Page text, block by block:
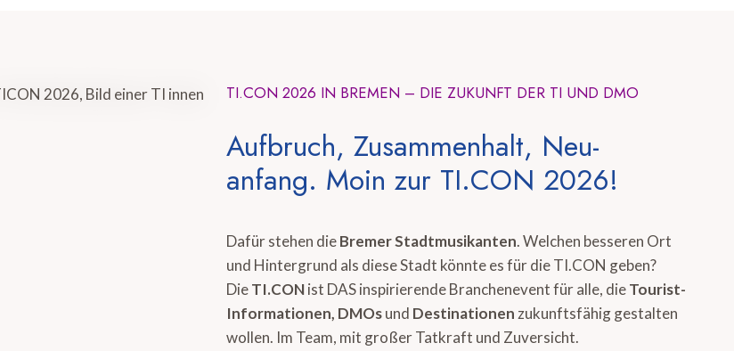
TI.CON 2026 IN BREMEN – DIE ZUKUNFT DER TI UND DMO
Aufbruch, Zusammenhalt, Neu-
anfang. Moin zur TI.CON 2026!
Dafür stehen dieBremer Stadtmusikanten. Welchen besseren Ort
und Hintergrund als diese Stadt könnte es für die TI.CON geben?
DieTI.CONist DAS inspirierende Branchenevent für alle, dieTourist-
Informationen, DMOsund Destinationen zukunftsfähig gestalten
wollen. Im Team, mit großer Tatkraft und Zuversicht.